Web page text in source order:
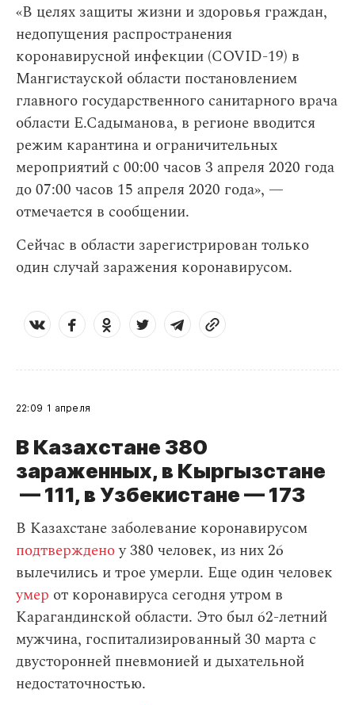
«В целях защиты жизни и здоровья граждан,
недопущения распространения
коронавирусной инфекции (COVID-19) в
Мангистауской области постановлением
главного государственного санитарного врача
области Е.Садыманова, в регионе вводится
режим карантина и ограничительных
мероприятий с 00:00 часов 3 апреля 2020 года
до 07:00 часов 15 апреля 2020 года», —
отмечается в сообщении.
Сейчас в области зарегистрирован только
один случай заражения коронавирусом.
22:09 1 апреля
В Казахстане 380
зараженных, в Кыргызстане
— 111, в Узбекистане — 173
В Казахстане заболевание коронавирусом
подтвержденоу 380 человек, из них 26
вылечились и трое умерли. Еще один человек
умер от коронавируса сегодня утром в
Карагандинской области. Это был 62-летний
мужчина, госпитализированный 30 марта с
двусторонней пневмонией и дыхательной
недостаточностью.